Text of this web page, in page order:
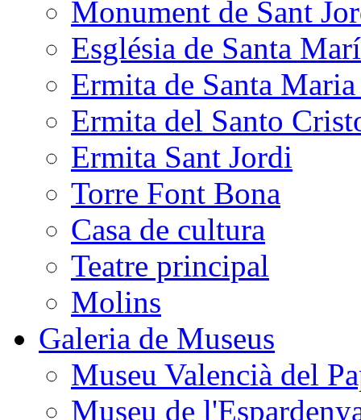
Monument de Sant
Església de Santa
Ermita de Santa
Ermita del Santo
Ermita Sant Jordi
Torre Font Bona
Casa de cultura
Teatre principal
Molins
Galeria de Museus
Museu Valencià del
Museu de